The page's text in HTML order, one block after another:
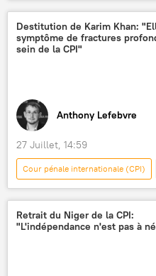
Alliance des États du Sahel (AES)
Destitution de Karim Khan:
symptôme de fractures
sein de la CPI"
Anthony Lefebvre
27 Juillet, 14:59
Cour pénale internationale (CPI)
Podcasts
destitution
Retrait du Niger de la CPI:
"L'indépendance n'est pas à